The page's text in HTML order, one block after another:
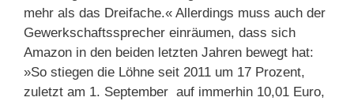
mehr als das Dreifache.« Allerdings muss auch der
Gewerkschaftssprecher einräumen, dass sich
Amazon in den beiden letzten Jahren bewegt hat:
»So stiegen die Löhne seit 2011 um 17 Prozent,
zuletzt am 1. September auf immerhin 10,01 Euro,